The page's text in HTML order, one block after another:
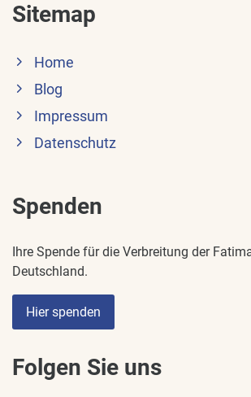
Sitemap
Home
Blog
Impressum
Datenschutz
Spenden
Ihre Spende für die Verbreitung der
Deutschland.
Hier spenden
Folgen Sie uns